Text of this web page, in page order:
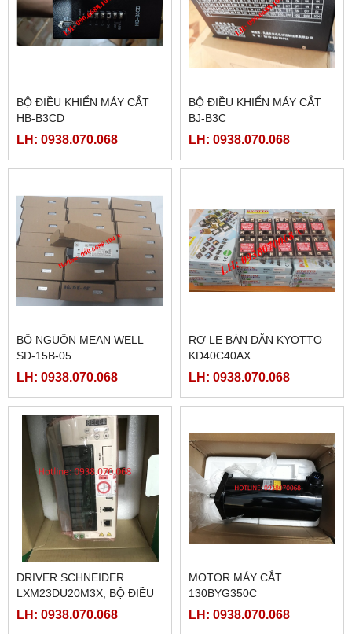
BỘ ĐIỀU KHIỂN MÁY CẮT
HB-B3CD
LH: 0938.070.068
BỘ ĐIỀU KHIỂN MÁY CẮT
BJ-B3C
LH: 0938.070.068
BỘ NGUỒN MEAN WELL
SD-15B-05
LH: 0938.070.068
RƠ LE BÁN DẪN KYOTTO
KD40C40AX
LH: 0938.070.068
DRIVER SCHNEIDER
LXM23DU20M3X, BỘ ĐIỀU
KHIỂN SERVO
LH: 0938.070.068
MOTOR MÁY CẮT
130BYG350C
LH: 0938.070.068